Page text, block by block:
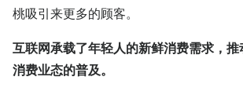
桃吸引来更多的顾客。
互联网承载了年轻人的新鲜消费需求，
消费业态的普及。